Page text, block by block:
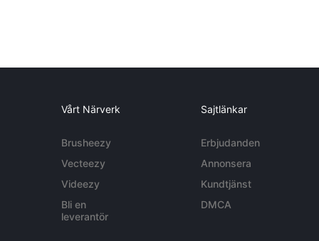
Vårt Närverk
Brusheezy
Vecteezy
Videezy
Bli en
leverantör
Sajtlänkar
Erbjudanden
Annonsera
Kundtjänst
DMCA